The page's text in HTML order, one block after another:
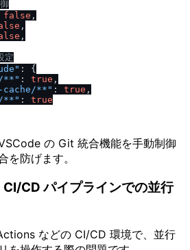
false ,
,
,
定
:
{
/**" : true ,
/**" : true ,
/**" :
true
の Git 統合機能を手動制御
を防げます。
CD パイプラインでの並行
などの CI/CD 環境で、並行